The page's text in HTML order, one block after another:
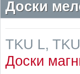
Доски
TKU L,
Доски